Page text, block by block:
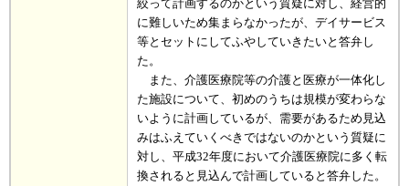
絞って計画するのかという質疑に対し、経営的
に難しいため集まらなかったが、デイサービス
等とセットにしてふやしていきたいと答弁し
た。
また、介護医療院等の介護と医療が一体化し
た施設について、初めのうちは規模が変わらな
いように計画しているが、需要があるため見込
みはふえていくべきではないのかという質疑に
対し、平成32年度において介護医療院に多く転
換されると見込んで計画していると答弁した。